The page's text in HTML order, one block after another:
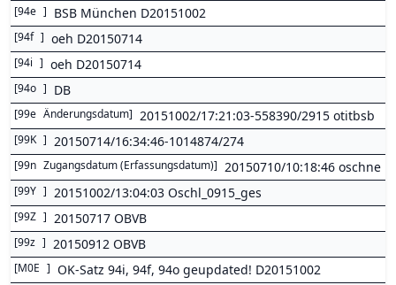
[94e ] BSB München D20151002
[94f ] oeh D20150714
[94i ] oeh D20150714
[94o ] DB
[99e Änderungsdatum] 20151002/17:21:03-558390/2915 otitbsb
[99K ] 20150714/16:34:46-1014874/274
[99n Zugangsdatum (Erfassungsdatum)] 20150710/10:18:46 oschne
[99Y ] 20151002/13:04:03 Oschl_0915_ges
[99Z ] 20150717 OBVB
[99z ] 20150912 OBVB
[M0E ] OK-Satz 94i, 94f, 94o geupdated! D20151002